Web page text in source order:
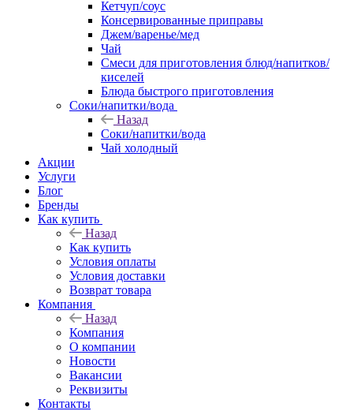
Кетчуп/соус
Консервированные приправы
Джем/варенье/мед
Чай
Смеси для приготовления блюд/напитков/
киселей
Блюда быстрого приготовления
Соки/напитки/вода
Назад
Соки/напитки/вода
Чай холодный
Акции
Услуги
Блог
Бренды
Как купить
Назад
Как купить
Условия оплаты
Условия доставки
Возврат товара
Компания
Назад
Компания
О компании
Новости
Вакансии
Реквизиты
Контакты